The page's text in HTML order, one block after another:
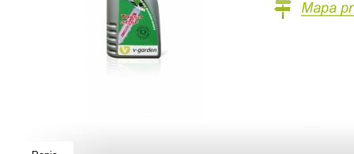
Mapa prodejců